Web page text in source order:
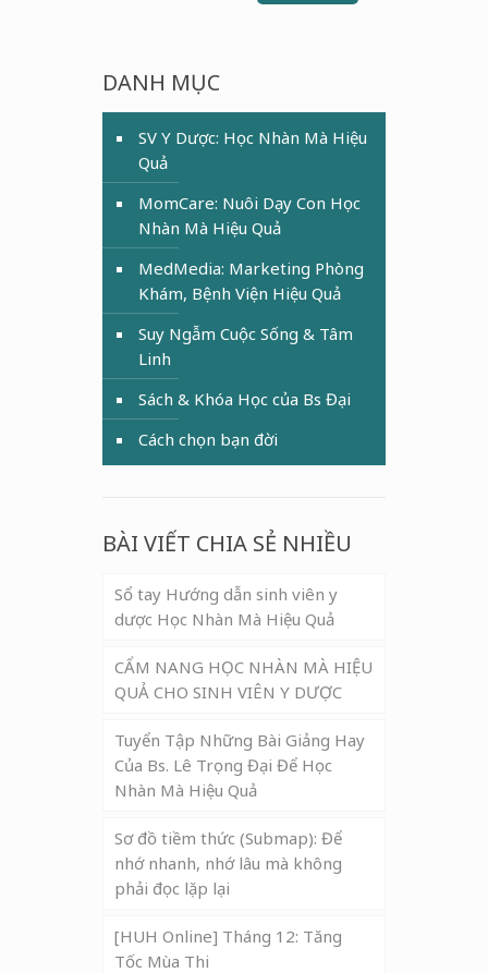
DANH MỤC
SV Y Dược: Học Nhàn Mà Hiệu
Quả
MomCare: Nuôi Dạy Con Học
Nhàn Mà Hiệu Quả
MedMedia: Marketing Phòng
Khám, Bệnh Viện Hiệu Quả
Suy Ngẫm Cuộc Sống & Tâm
Linh
Sách & Khóa Học của Bs Đại
Cách chọn bạn đời
BÀI VIẾT CHIA SẺ NHIỀU
Sổ tay Hướng dẫn sinh viên y
dược Học Nhàn Mà Hiệu Quả
CẨM NANG HỌC NHÀN MÀ HIỆU
QUẢ CHO SINH VIÊN Y DƯỢC
Tuyển Tập Những Bài Giảng Hay
Của Bs. Lê Trọng Đại Để Học
Nhàn Mà Hiệu Quả
Sơ đồ tiềm thức (Submap): Để
nhớ nhanh, nhớ lâu mà không
phải đọc lặp lại
[HUH Online] Tháng 12: Tăng
Tốc Mùa Thi